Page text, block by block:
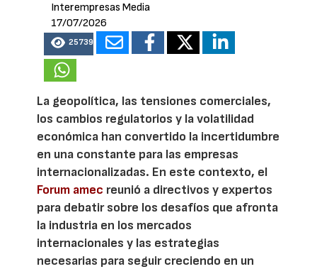
Interempresas Media
17/07/2026
25739
La geopolítica, las tensiones comerciales,
los cambios regulatorios y la volatilidad
económica han convertido la incertidumbre
en una constante para las empresas
internacionalizadas. En este contexto, el
Forum amec reunió a directivos y expertos
para debatir sobre los desafíos que afronta
la industria en los mercados
internacionales y las estrategias
necesarias para seguir creciendo en un